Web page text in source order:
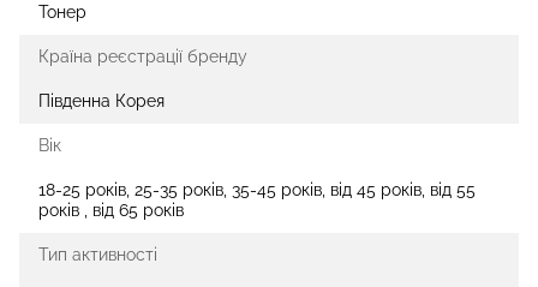
Тонер
Країна реєстрації бренду
Південна Корея
Вік
18-25 років, 25-35 років, 35-45 років, від 45 років, від 55
років , від 65 років
Тип активності